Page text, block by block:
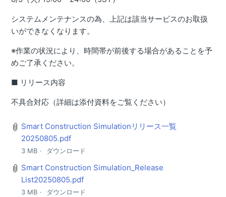
１２月２３日（火）マイナーリリースのご案内
１１月２５日（火）マイナーリリースのご案内
１１月１１日（火）マイナーリリースのご案内
１０月２８日（火）マイナーリリースのご案内
９月３０日（火）マイナーリリースのご案内
９月１６日（火）マイナーリリースのご案内
９月２日（火）マイナーリリースのご案内
８月６日（水）マイナーリリースのご案内
システムメンテナンスの為、上記は該当サービスのお取扱
いができなくなります。
※作業の状況により、時間帯が前後する場合があることを予
めご了承ください。
■ リリース内容
不具合対応（詳細は添付資料をご覧ください）
Smart Construction Simulationリリース一覧
20250805.pdf
3 MB ダウンロード
Smart Construction Simulation_Release
List20250805.pdf
3 MB ダウンロード